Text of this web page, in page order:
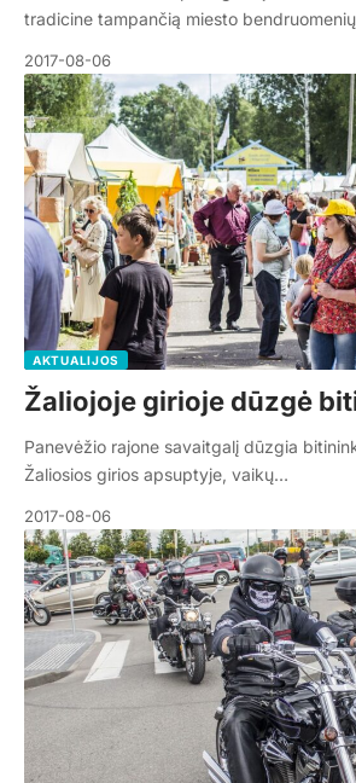
tradicine tampančią miesto
2017-08-06
AKTUALIJOS
Žaliojoje girioje dūzgė
Panevėžio rajone savaitgalį dūzgia
Žaliosios girios apsuptyje, vaikų…
2017-08-06